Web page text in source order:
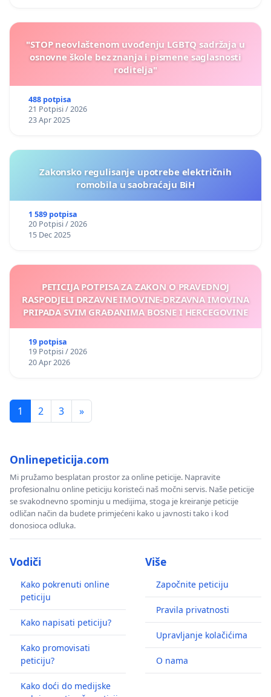
"STOP neovlaštenom uvođenju LGBTQ sadržaja u
osnovne škole bez znanja i pismene saglasnosti
roditelja"
488 potpisa
21 Potpisi / 2026
23 Apr 2025
Zakonsko regulisanje upotrebe električnih
romobila u saobraćaju BiH
1 589 potpisa
20 Potpisi / 2026
15 Dec 2025
PETICIJA POTPISA ZA ZAKON O PRAVEDNOJ
RASPODJELI DRZAVNE IMOVINE-DRZAVNA IMOVINA
PRIPADA SVIM GRAĐANIMA BOSNE I HERCEGOVINE
19 potpisa
19 Potpisi / 2026
20 Apr 2026
1 2 3 »
Onlinepeticija.com
Mi pružamo besplatan prostor za online peticije. Napravite
profesionalnu online peticiju koristeći naš močni servis. Naše peticije
se svakodnevno spominju u medijima, stoga je kreiranje peticije
odličan način da budete primjećeni kako u javnosti tako i kod
donosioca odluka.
Vodiči
Kako pokrenuti online
peticiju
Kako napisati peticiju?
Kako promovisati
peticiju?
Kako doći do medijske
Više
Započnite peticiju
Pravila privatnosti
Upravljanje kolačićima
O nama